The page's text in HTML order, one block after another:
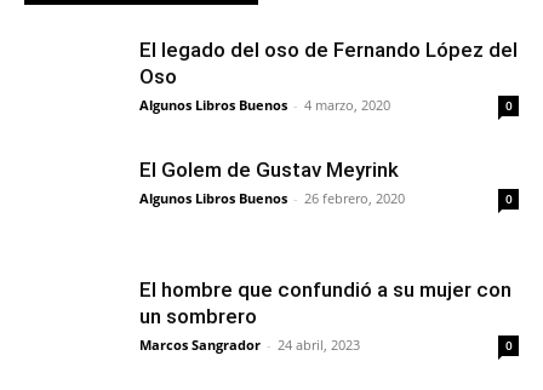
El legado del oso de Fernando López del
Oso
Algunos Libros Buenos - 4 marzo, 2020 0
El Golem de Gustav Meyrink
Algunos Libros Buenos - 26 febrero, 2020 0
El hombre que confundió a su mujer con
un sombrero
Marcos Sangrador - 24 abril, 2023 0